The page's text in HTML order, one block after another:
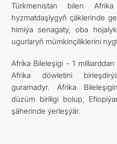
Türkmenistan bilen
hyzmatdaşlygyň çäklerinde
himiýa senagaty, oba
ugurlaryň mümkinçiliklerini
Afrika Bileleşigi - 1
Afrika döwletini
guramadyr. Afrika
düzüm biriligi bolup,
şäherinde ýerleşýär.